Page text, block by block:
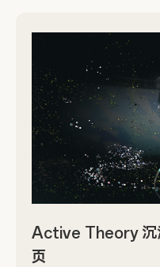
Active Theory 沉
页